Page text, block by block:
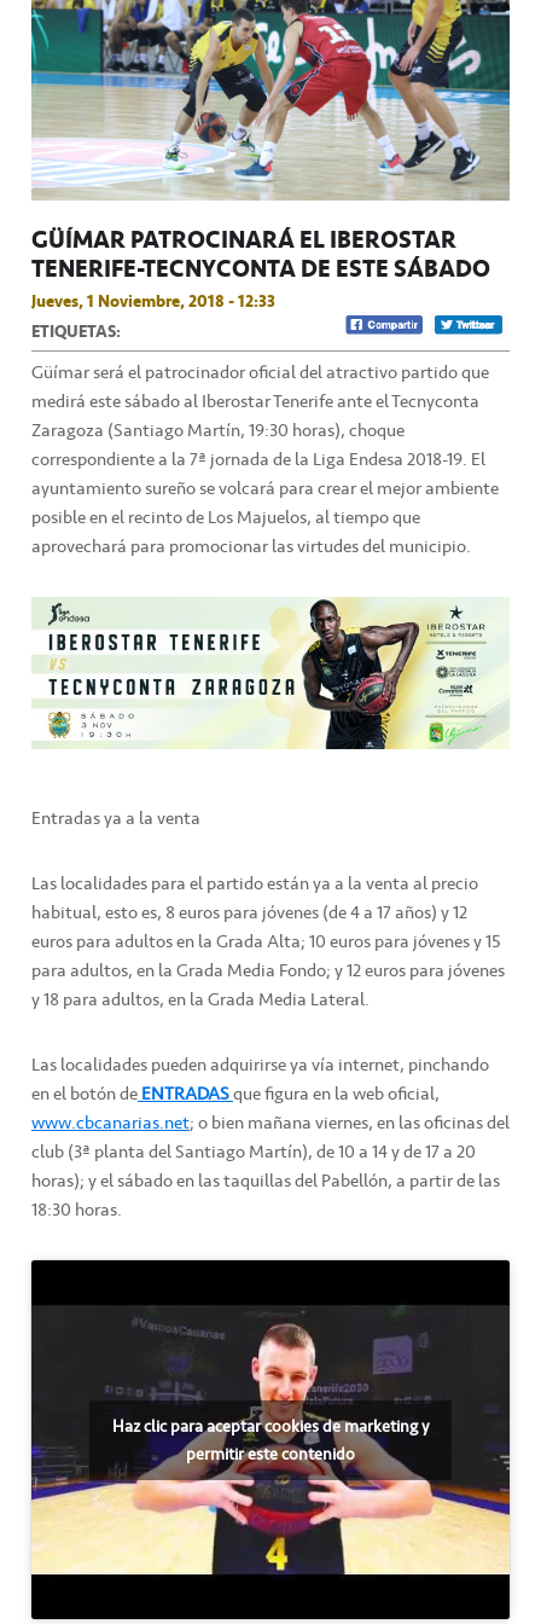
GÜÍMAR PATROCINARÁ EL IBEROSTAR
TENERIFE-TECNYCONTA DE ESTE SÁBADO
Jueves, 1 Noviembre, 2018 - 12:33
ETIQUETAS:
Güímar será el patrocinador oficial del atractivo partido que
medirá este sábado al Iberostar Tenerife ante el Tecnyconta
Zaragoza (Santiago Martín, 19:30 horas), choque
correspondiente a la 7ª jornada de la Liga Endesa 2018-19. El
ayuntamiento sureño se volcará para crear el mejor ambiente
posible en el recinto de Los Majuelos, al tiempo que
aprovechará para promocionar las virtudes del municipio.
Entradas ya a la venta
Las localidades para el partido están ya a la venta al precio
habitual, esto es, 8 euros para jóvenes (de 4 a 17 años) y 12
euros para adultos en la Grada Alta; 10 euros para jóvenes y 15
para adultos, en la Grada Media Fondo; y 12 euros para jóvenes
y 18 para adultos, en la Grada Media Lateral.
Las localidades pueden adquirirse ya vía internet, pinchando
en el botón deENTRADASque figura en la web oficial,
www.cbcanarias.net; o bien mañana viernes, en las oficinas del
club (3ª planta del Santiago Martín), de 10 a 14 y de 17 a 20
horas); y el sábado en las taquillas del Pabellón, a partir de las
18:30 horas.
Haz clic para aceptar cookies de marketing y
permitir este contenido